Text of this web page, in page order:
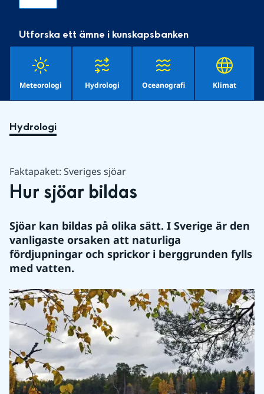
Utforska ett ämne i kunskapsbanken
Meteorologi Hydrologi Oceanografi Klimat
Hydrologi
Faktapaket: Sveriges sjöar
Hur sjöar bildas
Sjöar kan bildas på olika sätt. I Sverige är den
vanligaste orsaken att naturliga
fördjupningar och sprickor i berggrunden fylls
med vatten.